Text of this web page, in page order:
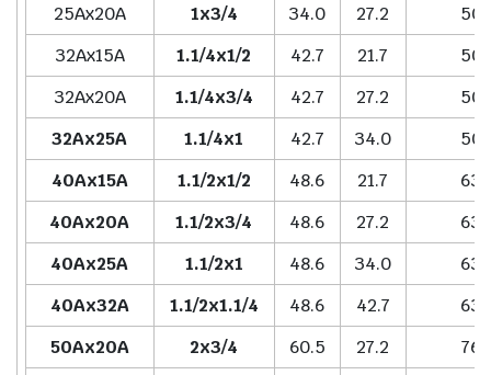
25Ax20A
1x3/4 34.0 27.2
32Ax15A
1.1/4x1/2 42.7 21.7
32Ax20A
1.1/4x3/4 42.7 27.2
32Ax25A
1.1/4x1 42.7 34.0
40Ax15A
1.1/2x1/2 48.6 21.7
40Ax20A
1.1/2x3/4 48.6 27.2
40Ax25A
1.1/2x1 48.6 34.0
40Ax32A
1.1/2x1.1/4 48.6 42.7
50Ax20A
2x3/4 60.5 27.2